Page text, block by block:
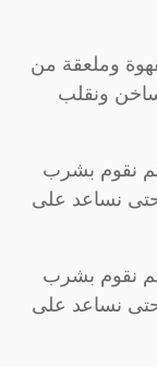
وملعقة من
ونقلب
ثم نقوم بشرب
نساعد على
ثم نقوم بشرب
نساعد على